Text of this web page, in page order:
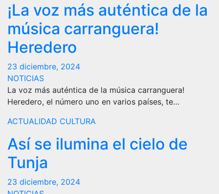
¡La voz más auténtica de la
música carranguera!
Heredero
23 diciembre, 2024
NOTICIAS
La voz más auténtica de la música carranguera!
Heredero, el número uno en varios países, te…
ACTUALIDAD CULTURA
Así se ilumina el cielo de
Tunja
23 diciembre, 2024